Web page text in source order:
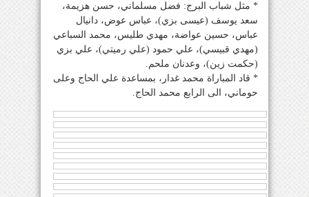
* مثل شباب البرج: فضل مسلماني، حسن هزيمة،
سعد يوسف (عيسى بزي)، عباس عوض، دانيال
عباس، حسين عواضة، مهدي طليس، محمد السباعي
(مهدي قبيسي)، علي حمود (علي رميتي)، علي بزي
(حكمت زين)، وعدنان ملحم.
* قاد المباراة محمد غدار، بمساعدة علي الحاج وعلى
حوماني، الى الرابع محمد الحاج.